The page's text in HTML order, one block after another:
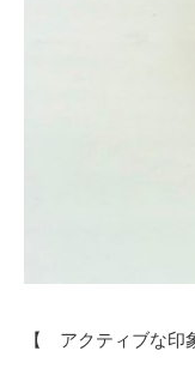
【 アクティブな印